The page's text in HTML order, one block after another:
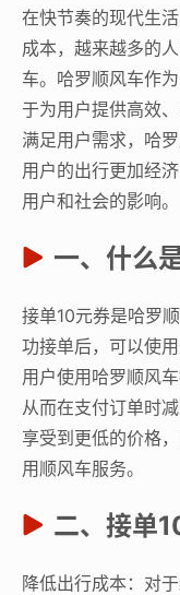
在快节奏的现代生
成本，越来越多的
车。哈罗顺风车作
于为用户提供高效
满足用户需求，哈
用户的出行更加经
用户和社会的影响。
一、什么
接单10元券是哈罗
功接单后，可以使
用户使用哈罗顺风
从而在支付订单时
享受到更低的价格
用顺风车服务。
二、接单
降低出行成本：对